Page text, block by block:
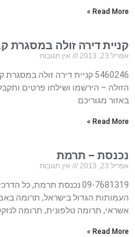
Read More »
קניית דירה זולה במסגרת
אפריל 23, 2013 אין תגובות
5460246 קניית דירה זולה
הזולה – הירשמו ושילחו פרטים
באזור מגוריכם
Read More »
נכנסת – תרמת
אפריל 23, 2013 אין תגובות
09-7681319 נכנסת תרמת,
העמותות הגדול בישראל, תרומה
אשראי, תרומה טלפונית, תרומה
Read More »